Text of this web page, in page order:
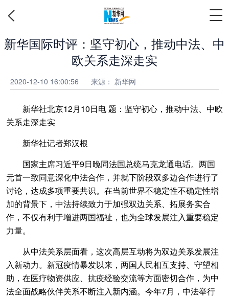
新华国际时评：坚守初心，推动中法、中
欧关系走深走实
2020-12-10 16:00:56 来源： 新华网
新华社北京12月10日电 题：坚守初心，推动中法、中欧
关系走深走实
新华社记者郑汉根
国家主席习近平9日晚同法国总统马克龙通电话。两国
元首一致同意深化中法合作，并就下阶段双多边合作进行了
讨论，达成多项重要共识。在当前世界不稳定性不确定性增
加的背景下，中法持续致力于加强双边关系、拓展务实合
作，不仅有利于增进两国福祉，也为全球发展注入重要稳定
力量。
从中法关系层面看，这次高层互动将为双边关系发展注
入新动力。新冠疫情暴发以来，两国人民相互支持、守望相
助，在医疗物资供应、抗疫经验交流等方面密切合作，为中
法全面战略伙伴关系不断注入新内涵。今年7月，中法举行